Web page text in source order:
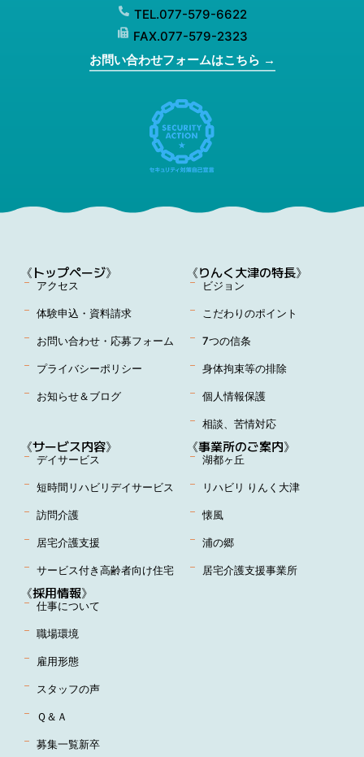
TEL.077-579-6622
FAX.077-579-2323
お問い合わせフォームはこちら →
《トップページ》
アクセス
体験申込・資料請求
お問い合わせ・応募フォーム
プライバシーポリシー
お知らせ＆ブログ
《りんく大津の特長》
ビジョン
こだわりのポイント
7つの信条
身体拘束等の排除
個人情報保護
相談、苦情対応
《サービス内容》
デイサービス
短時間リハビリデイサービス
訪問介護
居宅介護支援
サービス付き高齢者向け住宅
《事業所のご案内》
湖都ヶ丘
リハビリ りんく大津
懐風
浦の郷
居宅介護支援事業所
《採用情報》
仕事について
職場環境
雇用形態
スタッフの声
Ｑ＆Ａ
募集一覧新卒